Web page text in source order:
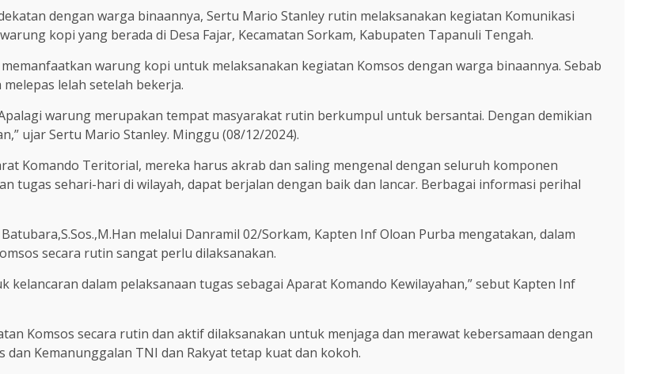
dengan warga binaannya, Sertu Mario Stanley rutin melaksanakan kegiatan Komunikasi
kopi yang berada di Desa Fajar, Kecamatan Sorkam, Kabupaten Tapanuli Tengah.
warung kopi untuk melaksanakan kegiatan Komsos dengan warga binaannya. Sebab
lelah setelah bekerja.
warung merupakan tempat masyarakat rutin berkumpul untuk bersantai. Dengan demikian
ujar Sertu Mario Stanley. Minggu (08/12/2024).
Komando Teritorial, mereka harus akrab dan saling mengenal dengan seluruh komponen
tugas sehari-hari di wilayah, dapat berjalan dengan baik dan lancar. Berbagai informasi perihal
melalui Danramil 02/Sorkam, Kapten Inf Oloan Purba mengatakan, dalam
secara rutin sangat perlu dilaksanakan.
dalam pelaksanaan tugas sebagai Aparat Komando Kewilayahan,” sebut Kapten Inf
Komsos secara rutin dan aktif dilaksanakan untuk menjaga dan merawat kebersamaan dengan
Kemanunggalan TNI dan Rakyat tetap kuat dan kokoh.